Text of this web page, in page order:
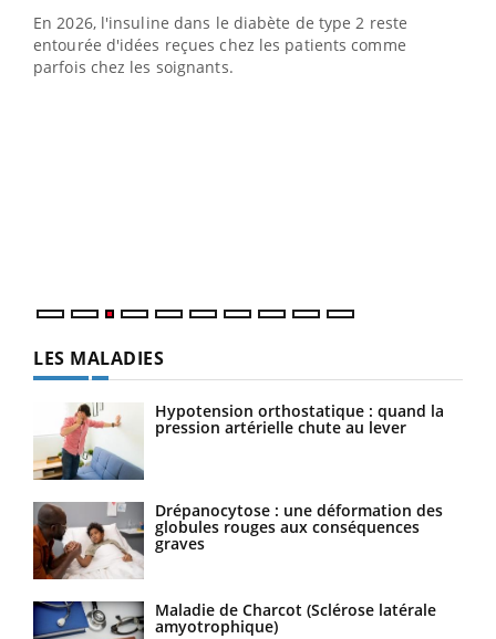
En 2026, l'insuline dans le diabète de type 2 reste
entourée d'idées reçues chez les patients comme
parfois chez les soignants.
LES MALADIES
Hypotension orthostatique : quand la
pression artérielle chute au lever
Drépanocytose : une déformation des
globules rouges aux conséquences
graves
Maladie de Charcot (Sclérose latérale
amyotrophique)